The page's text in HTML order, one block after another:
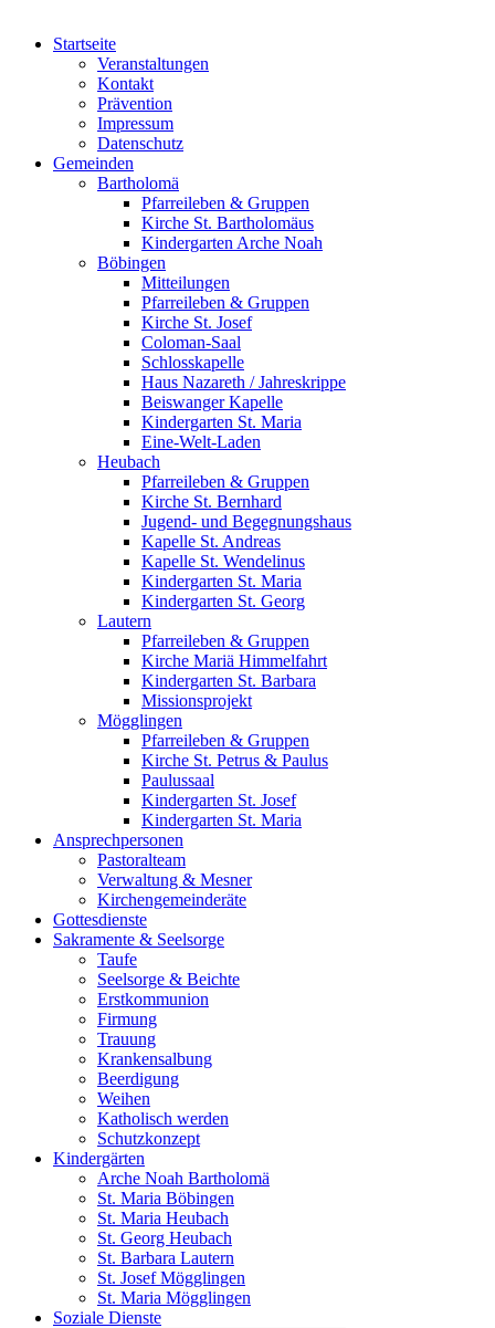
Startseite
Veranstaltungen
Kontakt
Prävention
Impressum
Datenschutz
Gemeinden
Bartholomä
Pfarreileben & Gruppen
Kirche St. Bartholomäus
Kindergarten Arche Noah
Böbingen
Mitteilungen
Pfarreileben & Gruppen
Kirche St. Josef
Coloman-Saal
Schlosskapelle
Haus Nazareth / Jahreskrippe
Beiswanger Kapelle
Kindergarten St. Maria
Eine-Welt-Laden
Heubach
Pfarreileben & Gruppen
Kirche St. Bernhard
Jugend- und Begegnungshaus
Kapelle St. Andreas
Kapelle St. Wendelinus
Kindergarten St. Maria
Kindergarten St. Georg
Lautern
Pfarreileben & Gruppen
Kirche Mariä Himmelfahrt
Kindergarten St. Barbara
Missionsprojekt
Mögglingen
Pfarreileben & Gruppen
Kirche St. Petrus & Paulus
Paulussaal
Kindergarten St. Josef
Kindergarten St. Maria
Ansprechpersonen
Pastoralteam
Verwaltung & Mesner
Kirchengemeinderäte
Gottesdienste
Sakramente & Seelsorge
Taufe
Seelsorge & Beichte
Erstkommunion
Firmung
Trauung
Krankensalbung
Beerdigung
Weihen
Katholisch werden
Schutzkonzept
Kindergärten
Arche Noah Bartholomä
St. Maria Böbingen
St. Maria Heubach
St. Georg Heubach
St. Barbara Lautern
St. Josef Mögglingen
St. Maria Mögglingen
Soziale Dienste